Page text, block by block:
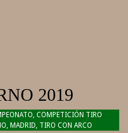
2019
, COMPETICIÓN TIRO
, MADRID, TIRO CON ARCO